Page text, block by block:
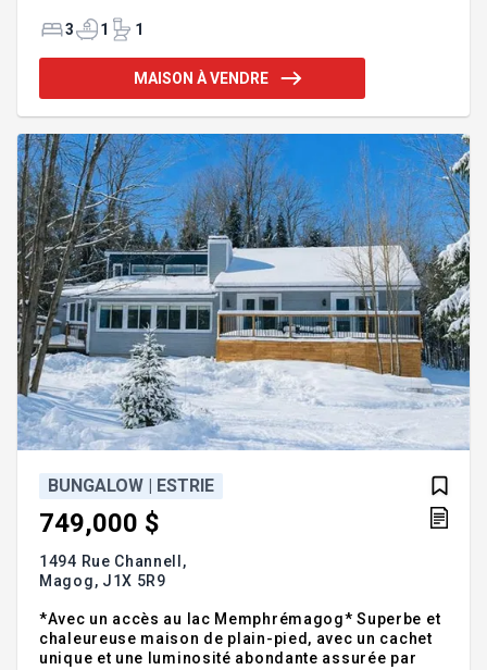
Au RDC, vous trouverez salon, salle à manger,
bureau/chambre ainsi qu'une splendide véranda 3
saisons. À l'étage, 2 autres chambres, une salle de
une grande terrasse en pavé ainsi qu'un joli balcon
couv
3 1 1
MAISON À VENDRE
BUNGALOW | ESTRIE
749,000 $
1494 Rue Channell,
Magog, J1X 5R9
*Avec un accès au lac Memphrémagog* Superbe et
chaleureuse maison de plain-pied, avec un cachet
unique et une luminosité abondante assurée par